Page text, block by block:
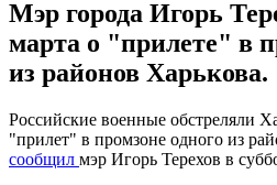
Мэр города Игорь
марта о "прилете" в
из районов Харькова.
Российские военные обстреляли
"прилет" в промзоне одного из
сообщил мэр Игорь Терехов в